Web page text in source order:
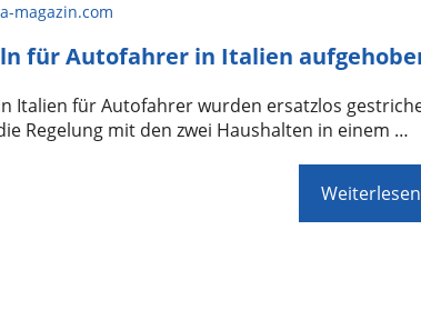
magazin.com
für Autofahrer in Italien
Italien für Autofahrer wurden ersatzlos
Regelung mit den zwei Haushalten in einem …
Weiterlesen